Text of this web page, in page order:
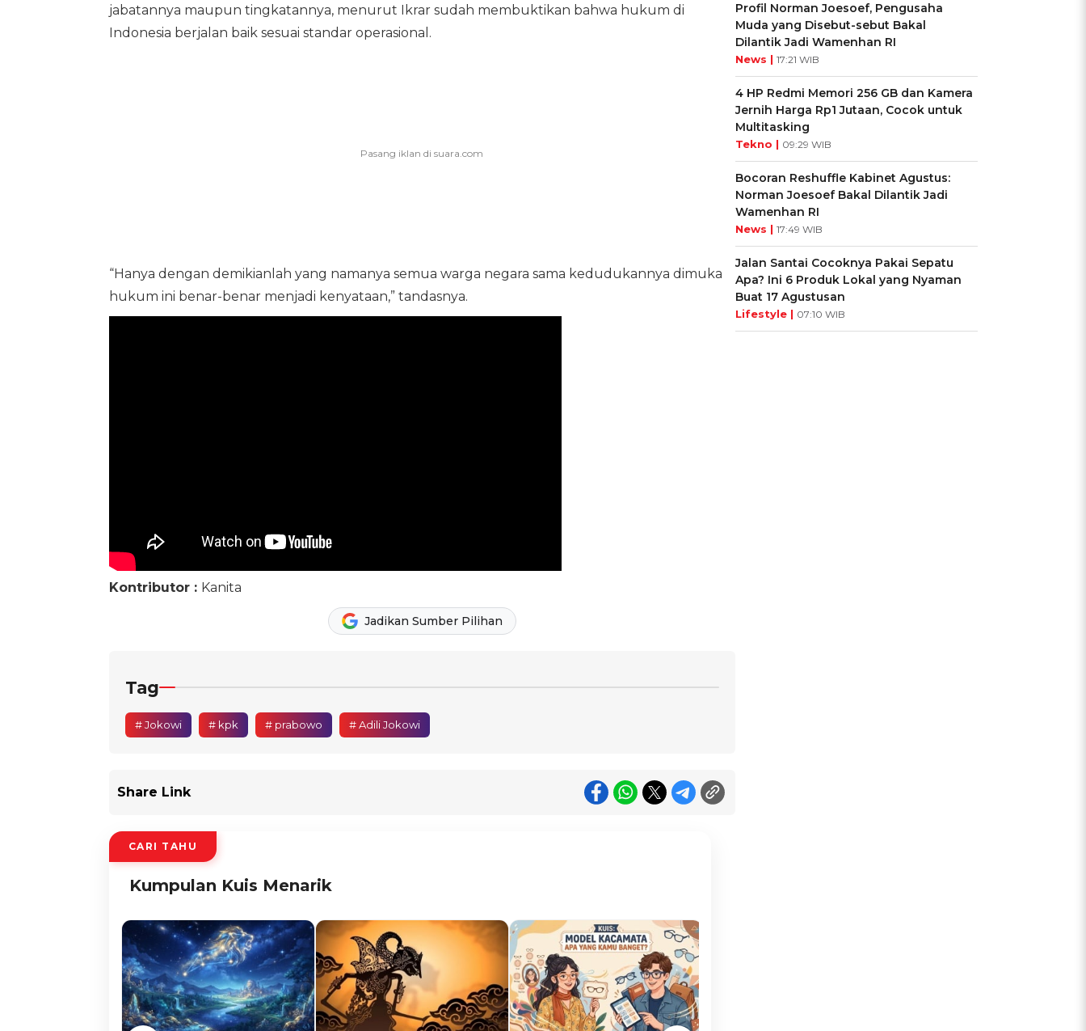
jabatannya maupun tingkatannya, menurut Ikrar sudah membuktikan bahwa hukum di
Indonesia berjalan baik sesuai standar operasional.
“Hanya dengan demikianlah yang namanya semua warga negara sama kedudukannya dimuka
hukum ini benar-benar menjadi kenyataan,” tandasnya.
Kontributor : Kanita
Jadikan Sumber Pilihan
Tag
# Jokowi # kpk # prabowo # Adili Jokowi
Share Link
CARI TAHU
Kumpulan Kuis Menarik
Profil Norman Joesoef, Pengusaha
Muda yang Disebut-sebut Bakal
Dilantik Jadi Wamenhan RI
News | 17:21 WIB
4 HP Redmi Memori 256 GB dan Kamera
Jernih Harga Rp1 Jutaan, Cocok untuk
Multitasking
Tekno | 09:29 WIB
Bocoran Reshuffle Kabinet Agustus:
Norman Joesoef Bakal Dilantik Jadi
Wamenhan RI
News | 17:49 WIB
Jalan Santai Cocoknya Pakai Sepatu
Apa? Ini 6 Produk Lokal yang Nyaman
Buat 17 Agustusan
Lifestyle | 07:10 WIB